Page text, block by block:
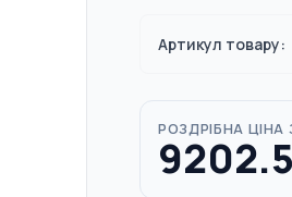
Артикул товару:
РОЗДРІБНА ЦІНА